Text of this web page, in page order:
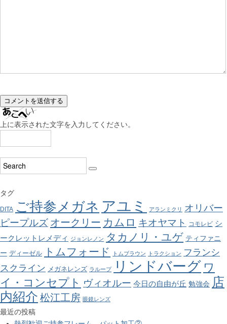
上に表示された文字を入力してください。
タグ
DITA ご持参メガネ アユミ アランミクリ
オリバー
ピープルズ オークリー カムロ キオヤマト コモレビ シ
ークレットレメディ
ジョンレノン タカノリ・ユゲ ティファニ
ー ディーゼル トムフォード トムブラウン トラクション フランシ
スクライン メガネレンズ ラループ リンドバーグ ワ
イ・コンセプト ヴィオルー 今日の自由が丘 勉強会 店
内紹介 松江工房 眼鏡レンズ
最近の投稿